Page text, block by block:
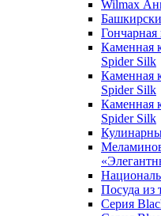
Wilmax
Гончарная
Каменная
Spider Silk
Каменная
Spider Silk
Каменная
Spider Silk
Посуда из
Серия